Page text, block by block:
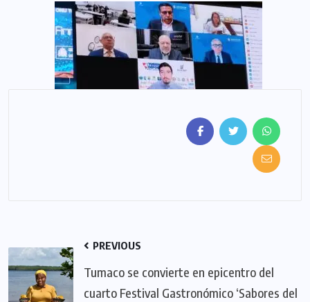
PREVIOUS
Tumaco se convierte en epicentro del
cuarto Festival Gastronómico ‘Sabores del